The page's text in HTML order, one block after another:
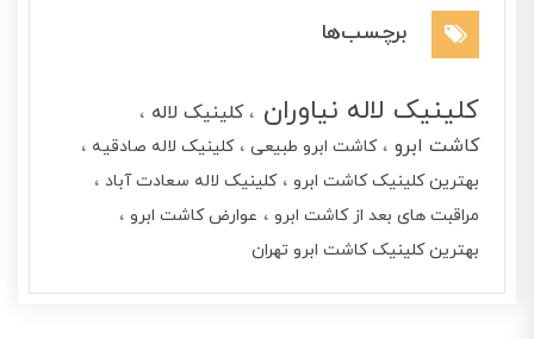
برچسب‌ها
کلینیک لاله نیاوران
کلینیک لاله
کاشت ابرو
کاشت ابرو طبیعی
کلینیک لاله صادقیه
بهترین کلینیک کاشت ابرو
کلینیک لاله سعادت آباد
مراقبت های بعد از کاشت ابرو
عوارض کاشت ابرو
بهترین کلینیک کاشت ابرو تهران